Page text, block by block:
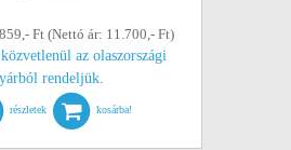
Ft (Nettó ár: 11.700,- Ft)
az olaszországi
rendeljük.
részletek kosárba!